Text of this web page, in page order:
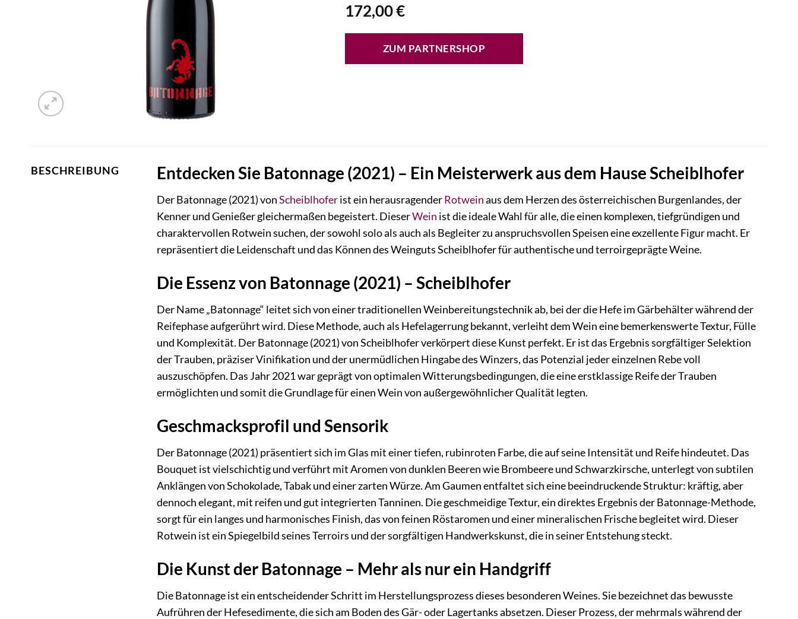
172,00€
ZUM PARTNERSHOP
BESCHREIBUNG Entdecken Sie Batonnage (2021) – Ein Meisterwerk aus dem Hause Scheiblhofer
Der Batonnage (2021) vonScheiblhoferist ein herausragenderRotweinaus dem Herzen des österreichischen Burgenlandes, der
Kenner und Genießer gleichermaßen begeistert. DieserWein ist die ideale Wahl für alle, die einen komplexen, tiefgründigen und
charaktervollen Rotwein suchen, der sowohl solo als auch als Begleiter zu anspruchsvollen Speisen eine exzellente Figur macht. Er
repräsentiert die Leidenschaft und das Können des Weinguts Scheiblhofer für authentische und terroirgeprägte Weine.
Die Essenz von Batonnage (2021) – Scheiblhofer
Der Name „Batonnage“ leitet sich von einer traditionellen Weinbereitungstechnik ab, bei der die Hefe im Gärbehälter während der
Reifephase aufgerührt wird. Diese Methode, auch als Hefelagerrung bekannt, verleiht dem Wein eine bemerkenswerte Textur, Fülle
und Komplexität. Der Batonnage (2021) von Scheiblhofer verkörpert diese Kunst perfekt. Er ist das Ergebnis sorgfältiger Selektion
der Trauben, präziser Vinifikation und der unermüdlichen Hingabe des Winzers, das Potenzial jeder einzelnen Rebe voll
auszuschöpfen. Das Jahr 2021 war geprägt von optimalen Witterungsbedingungen, die eine erstklassige Reife der Trauben
ermöglichten und somit die Grundlage für einen Wein von außergewöhnlicher Qualität legten.
Geschmacksprofil und Sensorik
Der Batonnage (2021) präsentiert sich im Glas mit einer tiefen, rubinroten Farbe, die auf seine Intensität und Reife hindeutet. Das
Bouquet ist vielschichtig und verführt mit Aromen von dunklen Beeren wie Brombeere und Schwarzkirsche, unterlegt von subtilen
Anklängen von Schokolade, Tabak und einer zarten Würze. Am Gaumen entfaltet sich eine beeindruckende Struktur: kräftig, aber
dennoch elegant, mit reifen und gut integrierten Tanninen. Die geschmeidige Textur, ein direktes Ergebnis der Batonnage-Methode,
sorgt für ein langes und harmonisches Finish, das von feinen Röstaromen und einer mineralischen Frische begleitet wird. Dieser
Rotwein ist ein Spiegelbild seines Terroirs und der sorgfältigen Handwerkskunst, die in seiner Entstehung steckt.
Die Kunst der Batonnage – Mehr als nur ein Handgriff
Die Batonnage ist ein entscheidender Schritt im Herstellungsprozess dieses besonderen Weines. Sie bezeichnet das bewusste
Aufrühren der Hefesedimente, die sich am Boden des Gär- oder Lagertanks absetzen. Dieser Prozess, der mehrmals während der